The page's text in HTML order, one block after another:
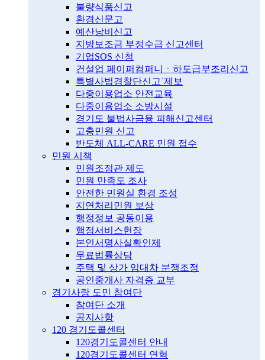
불량식품신고
환경신문고
예산낭비신고
지방보조금 부정수급 신고센터
기업SOS 신청
건설업 페이퍼컴퍼니ㆍ하도급부조리신고
특별사법경찰단신고˙제보
다중이용업소 안전교육
다중이용업소 소방시설
경기도 불법사금융 피해신고센터
고충민원 신고
반도체 ALL-CARE 민원 접수
민원 시책
민원조정관 제도
민원 만족도 조사
안전한 민원실 환경 조성
지연처리민원 보상
행정정보 공동이용
행정서비스헌장
본인서명사실확인제
무료법률상담
주택 및 상가 임대차 분쟁조정
공인중개사 자격증 교부
경기사랑 도민 참여단
참여단 소개
공지사항
120 경기도콜센터
120경기도콜센터 안내
120경기도콜센터 연혁